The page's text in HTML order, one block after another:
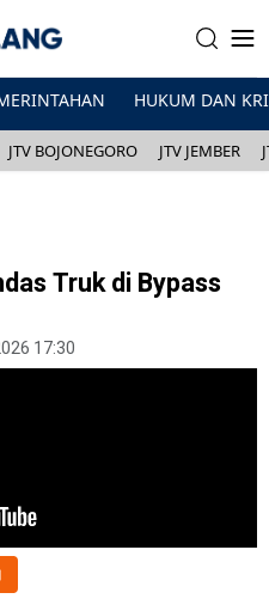
HUKUM DAN
JTV BOJONEGORO JTV JEMBER
Truk di Bypass
17:30